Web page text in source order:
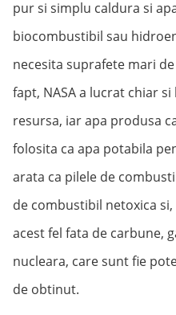
pur si simplu caldura si
biocombustibil sau
necesita suprafete mari
fapt, NASA a lucrat chiar
resursa, iar apa produsa
folosita ca apa potabila
arata ca pilele de
de combustibil netoxica
acest fel fata de carbune,
nucleara, care sunt fie
de obtinut.